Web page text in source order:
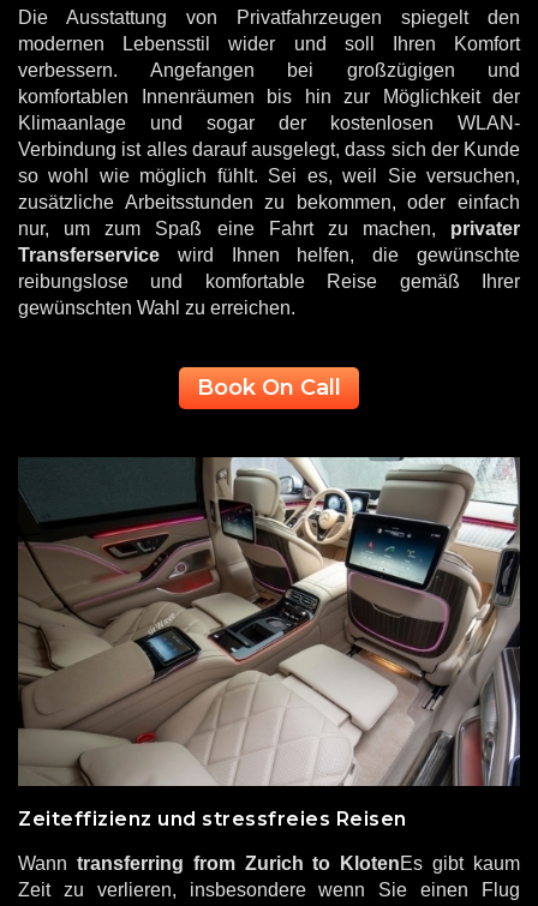
Die Ausstattung von Privatfahrzeugen spiegelt den
modernen Lebensstil wider und soll Ihren Komfort
verbessern. Angefangen bei großzügigen und
komfortablen Innenräumen bis hin zur Möglichkeit der
Klimaanlage und sogar der kostenlosen WLAN-
Verbindung ist alles darauf ausgelegt, dass sich der Kunde
so wohl wie möglich fühlt. Sei es, weil Sie versuchen,
zusätzliche Arbeitsstunden zu bekommen, oder einfach
nur, um zum Spaß eine Fahrt zu machen, privater
Transferservice wird Ihnen helfen, die gewünschte
reibungslose und komfortable Reise gemäß Ihrer
gewünschten Wahl zu erreichen.
Book On Call
Zeiteffizienz und stressfreies Reisen
Wann transferring from Zurich to KlotenEs gibt kaum
Zeit zu verlieren, insbesondere wenn Sie einen Flug